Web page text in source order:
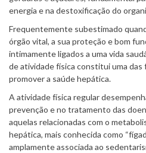
energia e na destoxificação do
Frequentemente subestimado
órgão vital, a sua proteção e bom
intimamente ligados a uma vida
de atividade física constitui uma das
promover a saúde hepática.
A atividade física regular
prevenção e no tratamento das
aquelas relacionadas com o
hepática, mais conhecida como
amplamente associada ao